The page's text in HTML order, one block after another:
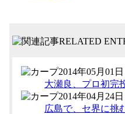
2014年05月01日
大瀬良、プロ初完
2014年04月24日
広島で、セ界に挑